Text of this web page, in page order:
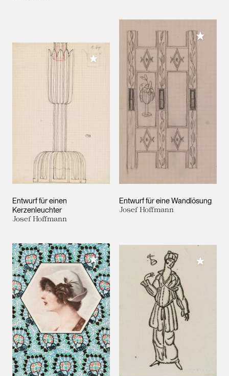
Entwurf für einen
Kerzenleuchter
Josef Hoffmann
Meiner Sammlung hinzufügen
Entwurf für eine Wandlösung
Josef Hoffmann
Meiner
Meiner Sammlung hinzufügen Meiner